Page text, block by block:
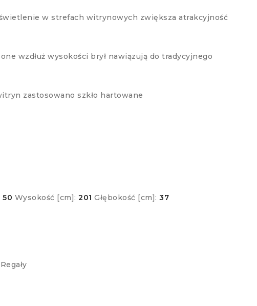
w strefach witrynowych zwiększa atrakcyjność
wzdłuż wysokości brył nawiązują do tradycyjnego
zastosowano szkło hartowane
50 Wysokość [cm]: 201 Głębokość [cm]: 37
Regały